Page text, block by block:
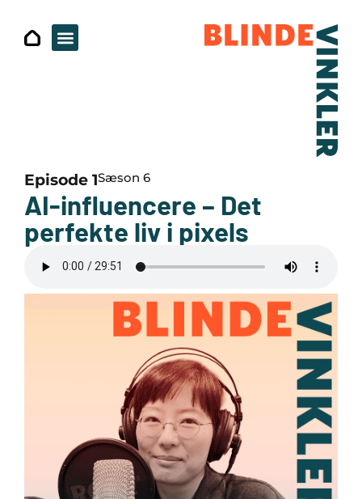
Episode 1Sæson 6
AI-influencere – Det
perfekte liv i pixels